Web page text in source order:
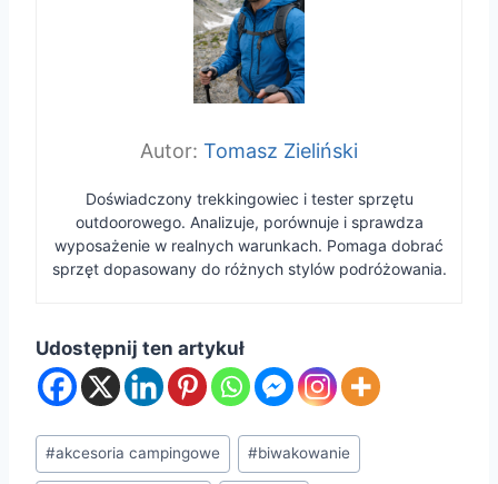
Tomasz Zieliński
Doświadczony trekkingowiec i tester sprzętu
outdoorowego. Analizuje, porównuje i sprawdza
wyposażenie w realnych warunkach. Pomaga dobrać
sprzęt dopasowany do różnych stylów podróżowania.
Udostępnij ten artykuł
Tagi
wpisu:
#akcesoria campingowe #biwakowanie